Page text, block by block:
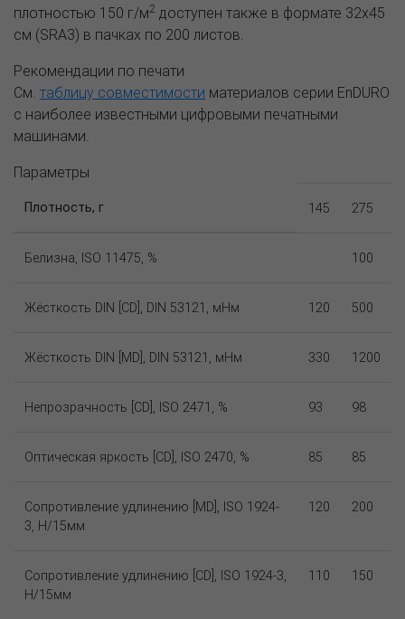
плотностью 150 г/м2 доступен также в формате 32x45
см (SRA3) в пачках по 200 листов.
Рекомендации по печати
См. таблицу совместимости материалов серии EnDURO
с наиболее известными цифровыми печатными
машинами.
Параметры
Плотность, г 145 275
Белизна, ISO 11475, % 100
Жёсткость DIN [CD], DIN 53121, мНм 120 500
Жёсткость DIN [MD], DIN 53121, мНм 330 1200
Непрозрачность [CD], ISO 2471, % 93 98
Оптическая яркость [CD], ISO 2470, % 85 85
Сопротивление удлинению [MD], ISO 1924-
3, Н/15мм
120 200
Сопротивление удлинению [CD], ISO 1924-3,
Н/15мм
110 150